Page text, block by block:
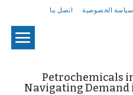
سياسة الخصوصية اتصل بنا
Petrochemicals
Navigating Demand